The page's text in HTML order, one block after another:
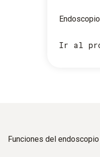
Ir al
Funciones del